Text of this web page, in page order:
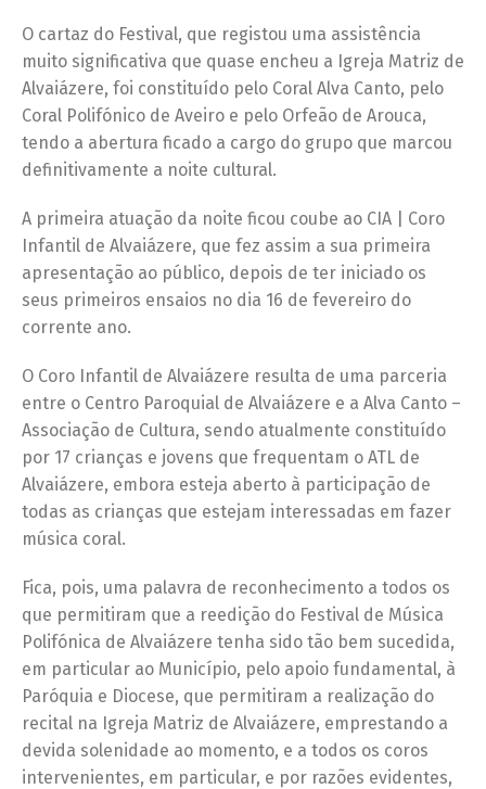
O cartaz do Festival, que registou uma assistência
muito significativa que quase encheu a Igreja Matriz de
Alvaiázere, foi constituído pelo Coral Alva Canto, pelo
Coral Polifónico de Aveiro e pelo Orfeão de Arouca,
tendo a abertura ficado a cargo do grupo que marcou
definitivamente a noite cultural.
A primeira atuação da noite ficou coube ao CIA | Coro
Infantil de Alvaiázere, que fez assim a sua primeira
apresentação ao público, depois de ter iniciado os
seus primeiros ensaios no dia 16 de fevereiro do
corrente ano.
O Coro Infantil de Alvaiázere resulta de uma parceria
entre o Centro Paroquial de Alvaiázere e a Alva Canto –
Associação de Cultura, sendo atualmente constituído
por 17 crianças e jovens que frequentam o ATL de
Alvaiázere, embora esteja aberto à participação de
todas as crianças que estejam interessadas em fazer
música coral.
Fica, pois, uma palavra de reconhecimento a todos os
que permitiram que a reedição do Festival de Música
Polifónica de Alvaiázere tenha sido tão bem sucedida,
em particular ao Município, pelo apoio fundamental, à
Paróquia e Diocese, que permitiram a realização do
recital na Igreja Matriz de Alvaiázere, emprestando a
devida solenidade ao momento, e a todos os coros
intervenientes, em particular, e por razões evidentes,